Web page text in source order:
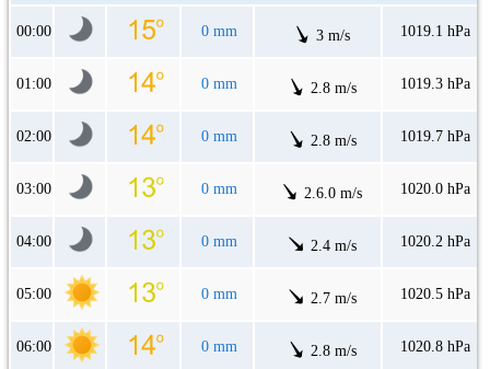
00:00 0 mm 3 m/s 1019.1 hPa
01:00 0 mm 2.8 m/s 1019.3 hPa
02:00 0 mm 2.8 m/s 1019.7 hPa
03:00 0 mm 2.6.0 m/s 1020.0 hPa
04:00 0 mm 2.4 m/s 1020.2 hPa
05:00 0 mm 2.7 m/s 1020.5 hPa
06:00 0 mm 2.8 m/s 1020.8 hPa